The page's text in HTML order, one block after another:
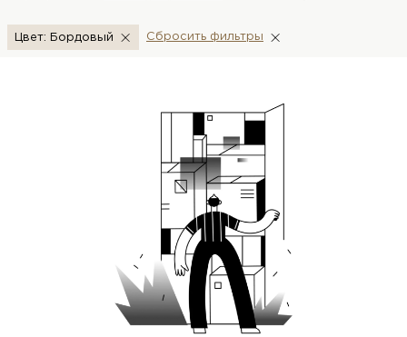
Цвет: Бордовый Сбросить фильтры